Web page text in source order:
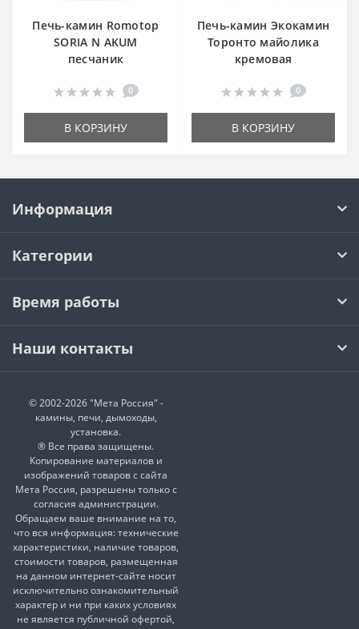
Печь-камин Romotop
SORIA N AKUM
песчаник
0
В КОРЗИНУ
Печь-камин Экокамин
Торонто майолика
кремовая
0
В КОРЗИНУ
Информация
Категории
Время работы
Наши контакты
© 2002-2026 "Мета Россия" -
камины, печи, дымоходы,
установка.
® Все права защищены.
Копирование материалов и
изображений товаров с сайта
Мета Россия, разрешены только с
согласия администрации.
Обращаем ваше внимание на то,
что вся информация: технические
характеристики, наличие товаров,
стоимости товаров, размещенная
на данном интернет-сайте носит
исключительно ознакомительный
характер и ни при каких условиях
не является публичной офертой,